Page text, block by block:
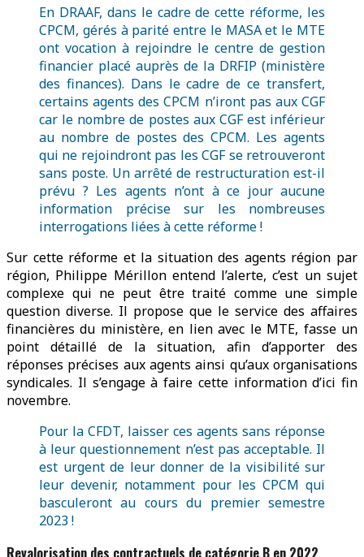
En DRAAF, dans le cadre de cette réforme, les
CPCM, gérés à parité entre le MASA et le MTE
ont vocation à rejoindre le centre de gestion
financier placé auprès de la DRFIP (ministère
des finances). Dans le cadre de ce transfert,
certains agents des CPCM n’iront pas aux CGF
car le nombre de postes aux CGF est inférieur
au nombre de postes des CPCM. Les agents
qui ne rejoindront pas les CGF se retrouveront
sans poste. Un arrêté de restructuration est-il
prévu ? Les agents n’ont à ce jour aucune
information précise sur les nombreuses
interrogations liées à cette réforme !
Sur cette réforme et la situation des agents région par
région, Philippe Mérillon entend l’alerte, c’est un sujet
complexe qui ne peut être traité comme une simple
question diverse. Il propose que le service des affaires
financières du ministère, en lien avec le MTE, fasse un
point détaillé de la situation, afin d’apporter des
réponses précises aux agents ainsi qu’aux organisations
syndicales. Il s’engage à faire cette information d’ici fin
novembre.
Pour la CFDT, laisser ces agents sans réponse
à leur questionnement n’est pas acceptable. Il
est urgent de leur donner de la visibilité sur
leur devenir, notamment pour les CPCM qui
basculeront au cours du premier semestre
2023 !